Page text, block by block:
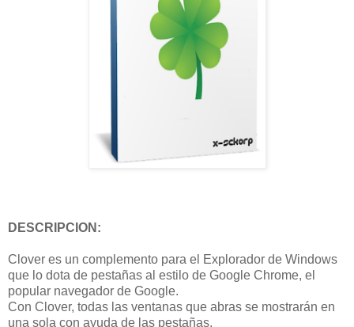
DESCRIPCION:
Clover es un complemento para el Explorador de Windows
que lo dota de pestañas al estilo de Google Chrome, el
popular navegador de Google.
Con Clover, todas las ventanas que abras se mostrarán en
una sola con ayuda de las pestañas.